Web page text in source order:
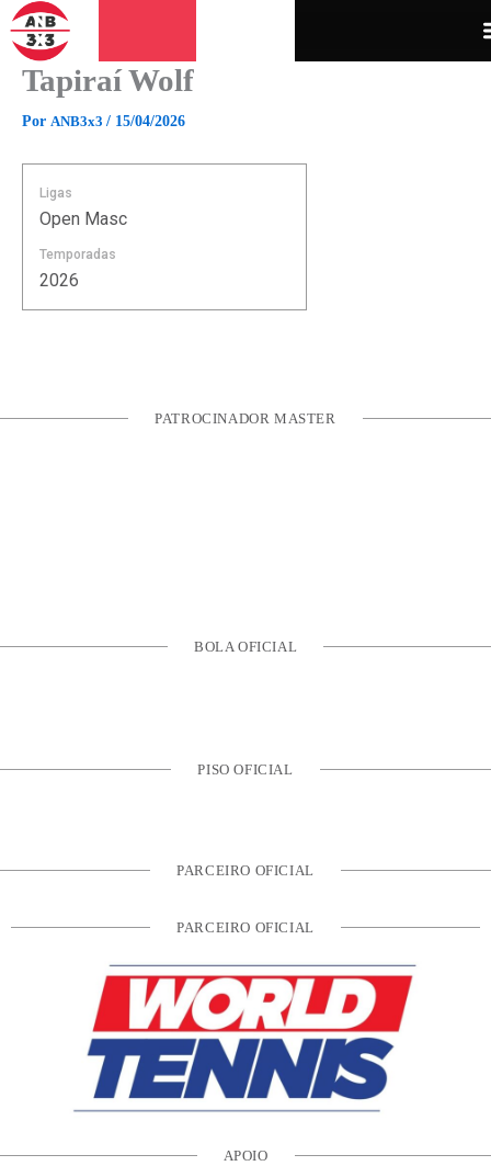
para
conteúdo
Tapiraí Wolf
Por ANB3x3 / 15/04/2026
Ligas
Open Masc
Temporadas
2026
PATROCINADOR MASTER
BOLA OFICIAL
PISO OFICIAL
PARCEIRO OFICIAL
PARCEIRO OFICIAL
APOIO